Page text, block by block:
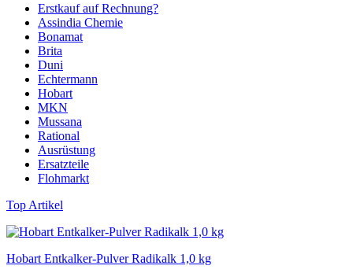
Erstkauf auf Rechnung?
Assindia Chemie
Bonamat
Brita
Duni
Echtermann
Hobart
MKN
Mussana
Rational
Ausrüstung
Ersatzteile
Flohmarkt
Top Artikel
Hobart Entkalker-Pulver Radikalk 1,0 kg